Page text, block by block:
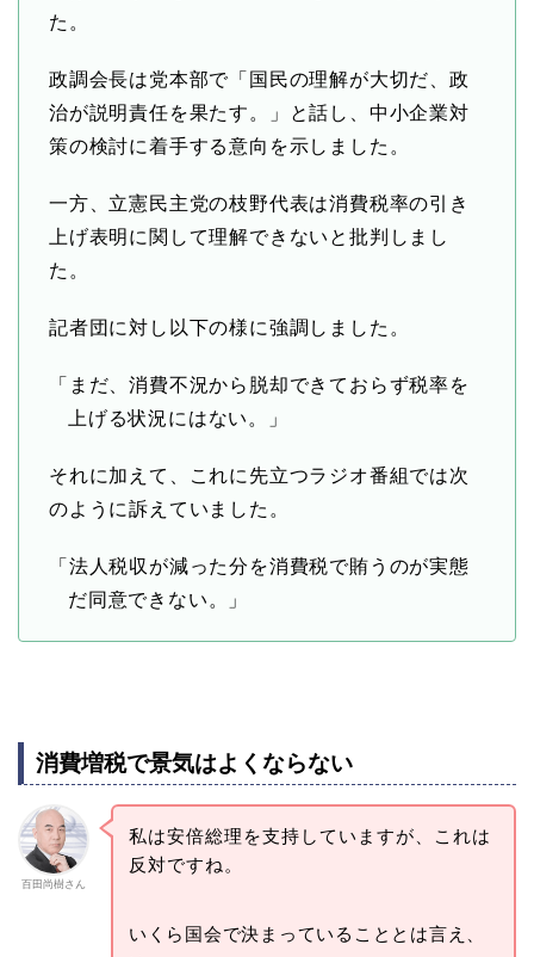
た。
政調会長は党本部で「国民の理解が大切だ、政
治が説明責任を果たす。」と話し、中小企業対
策の検討に着手する意向を示しました。
一方、立憲民主党の枝野代表は消費税率の引き
上げ表明に関して理解できないと批判しまし
た。
記者団に対し以下の様に強調しました。
「まだ、消費不況から脱却できておらず税率を
上げる状況にはない。」
それに加えて、これに先立つラジオ番組では次
のように訴えていました。
「法人税収が減った分を消費税で賄うのが実態
だ同意できない。」
消費増税で景気はよくならない
百田尚樹さん
私は安倍総理を支持していますが、これは
反対ですね。
いくら国会で決まっていることとは言え、